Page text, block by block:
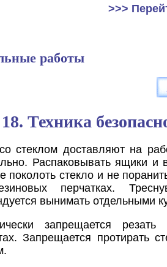
>>>
работы
Техника
стеклом доставляют на
Распаковывать ящики и
поколоть стекло и не
перчатках.
вынимать отдельными
запрещается
Запрещается протирать